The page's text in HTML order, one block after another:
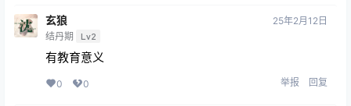
玄狼
结丹期 Lv2
25年2月12日
有教育意义
0 0 举报 回复